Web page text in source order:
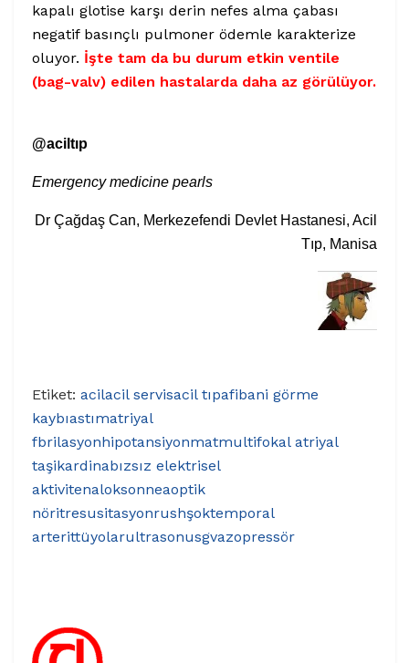
kapalı glotise karşı derin nefes alma çabası
negatif basınçlı pulmoner ödemle karakterize
oluyor. İşte tam da bu durum etkin ventile
(bag-valv) edilen hastalarda daha az görülüyor.
@aciltıp
Emergency medicine pearls
Dr Çağdaş Can, Merkezefendi Devlet Hastanesi, Acil
Tıp, Manisa
Etiket: acilacil servisacil tıpafibani görme
kaybıastımatriyal
fbrilasyonhipotansiyonmatmultifokal atriyal
taşikardinabızsız elektrisel
aktivitenaloksonneaoptik
nöritresusitasyonrushşoktemporal
arterittüyolarultrasonusgvazopressör